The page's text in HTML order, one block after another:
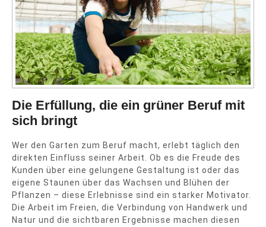
Die Erfüllung, die ein grüner Beruf mit
sich bringt
Wer den Garten zum Beruf macht, erlebt täglich den
direkten Einfluss seiner Arbeit. Ob es die Freude des
Kunden über eine gelungene Gestaltung ist oder das
eigene Staunen über das Wachsen und Blühen der
Pflanzen – diese Erlebnisse sind ein starker Motivator.
Die Arbeit im Freien, die Verbindung von Handwerk und
Natur und die sichtbaren Ergebnisse machen diesen